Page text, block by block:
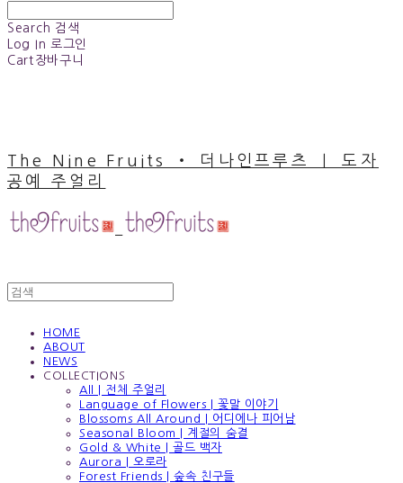
Search 검색
Log In 로그인
Cart 장바구니
The Nine Fruits ‧ 더나인프루츠 ｜ 도자
공예 주얼리
HOME
ABOUT
NEWS
COLLECTIONS
All | 전체 주얼리
Language of Flowers | 꽃말 이야기
Blossoms All Around | 어디에나 피어남
Seasonal Bloom | 계절의 숨결
Gold & White | 골드 백자
Aurora | 오로라
Forest Friends | 숲속 친구들